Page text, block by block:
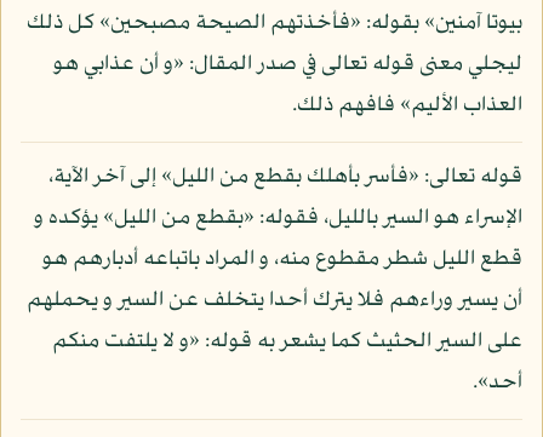
بيوتا آمنين» بقوله: «فأخذتهم الصيحة مصبحين» كل ذلك
ليجلي معنى قوله تعالى في صدر المقال: «و أن عذابي هو
العذاب الأليم» فافهم ذلك.
قوله تعالى: «فأسر بأهلك بقطع من الليل» إلى آخر الآية،
الإسراء هو السير بالليل، فقوله: «بقطع من الليل» يؤكده و
قطع الليل شطر مقطوع منه، و المراد باتباعه أدبارهم هو
أن يسير وراءهم فلا يترك أحدا يتخلف عن السير و يحملهم
على السير الحثيث كما يشعر به قوله: «و لا يلتفت منكم
أحد».